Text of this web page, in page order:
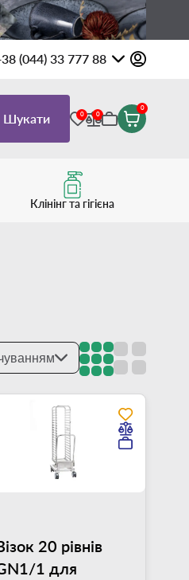
(044) 33 777 88
Шукати 0 0
0
Клінінг та гігієна
20 рівнів
1 для